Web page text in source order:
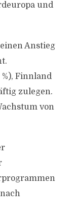
und
Anstieg
Finnland
zulegen.
von